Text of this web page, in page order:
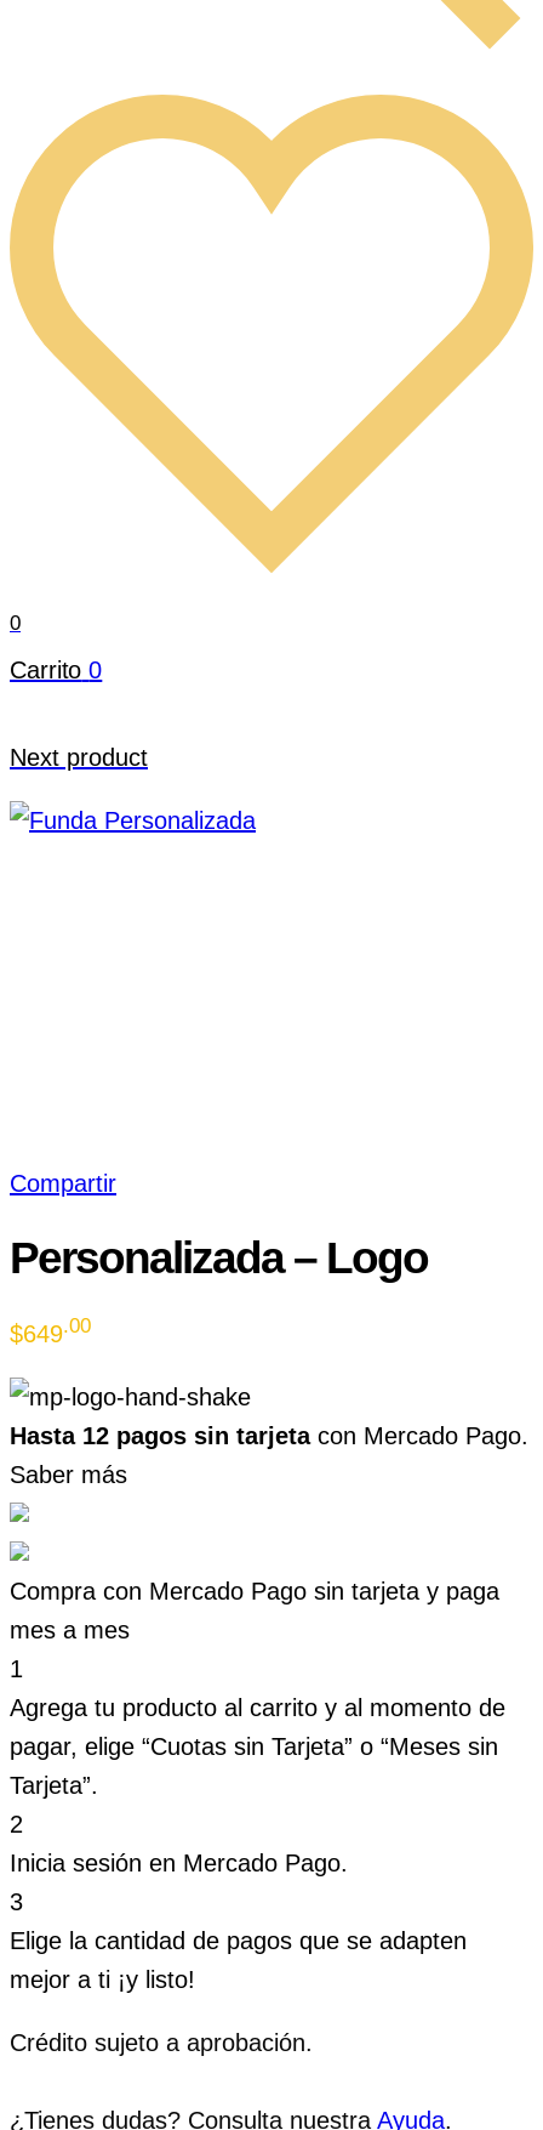
0
Carrito 0
Next product
Compartir
Personalizada – Logo
$649.00
Hasta 12 pagos sin tarjetacon Mercado Pago.
Saber más
Compra con Mercado Pago sin tarjeta y paga
mes a mes
1
Agrega tu producto al carrito y al momento de
pagar, elige “Cuotas sin Tarjeta” o “Meses sin
Tarjeta”.
2
Inicia sesión en Mercado Pago.
3
Elige la cantidad de pagos que se adapten
mejor a ti ¡y listo!
Crédito sujeto a aprobación.
¿Tienes dudas? Consulta nuestra Ayuda.